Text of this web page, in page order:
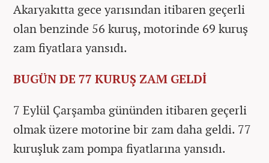
Akaryakıtta gece yarısından itibaren geçerli
olan benzinde 56 kuruş, motorinde 69 kuruş
zam fiyatlara yansıdı.
BUGÜN DE 77 KURUŞ ZAM GELDİ
7 Eylül Çarşamba gününden itibaren geçerli
olmak üzere motorine bir zam daha geldi. 77
kuruşluk zam pompa fiyatlarına yansıdı.